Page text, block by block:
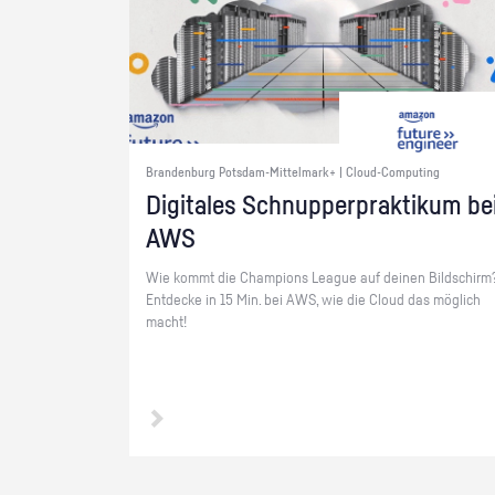
Brandenburg Potsdam-Mittelmark+ | Cloud-Computing
Di­gi­ta­les Schnup­per­prak­ti­kum
AWS
Wie kommt die Cham­pi­ons Le­ague auf dei­nen
Ent­de­cke in 15 Min. bei AWS, wie die Cloud das mög­lich
macht!